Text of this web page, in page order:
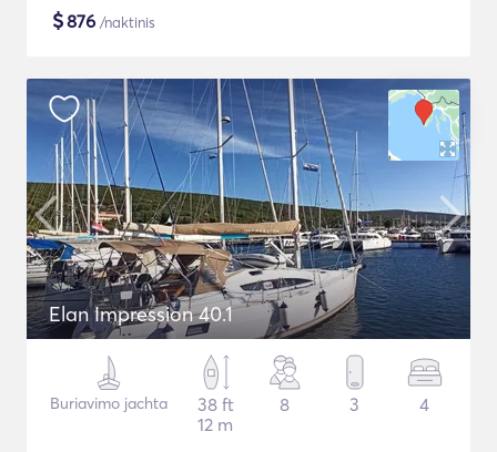
$876 /naktinis
Elan Impression 40.1
Buriavimo jachta
38 ft
12 m
8 3 4